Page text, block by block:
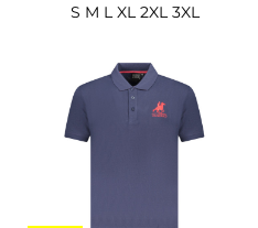
S M L XL 2XL 3XL